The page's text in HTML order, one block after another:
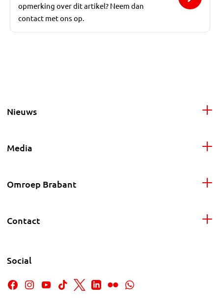
opmerking over dit artikel? Neem dan
contact met ons op.
Nieuws
Media
Omroep Brabant
Contact
Social